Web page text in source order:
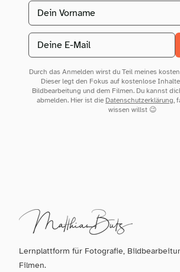
Vorname
Email address
Durch das Anmelden wirst du Teil meines
Dieser legt den Fokus auf kostenlose
Bildbearbeitung und dem Filmen. Du kannst
abmelden. Hier ist die Datenschutzerklärung,
wissen willst 😉
Lernplattform für Fotografie,
Filmen.